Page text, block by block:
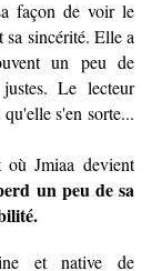
façon de voir le
sincérité. Elle a
un peu de
Le lecteur
s'en sorte...
Jmiaa devient
un peu de sa
et native de